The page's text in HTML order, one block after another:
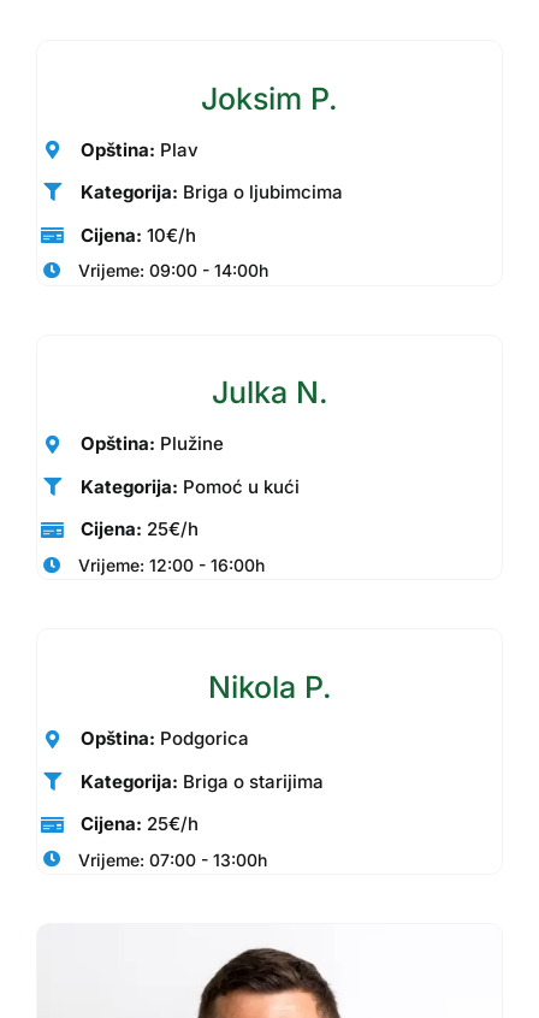
Joksim P.
Opština: Plav
Kategorija: Briga o ljubimcima
Cijena: 10€/h
Vrijeme: 09:00 - 14:00h
Julka N.
Opština: Plužine
Kategorija: Pomoć u kući
Cijena: 25€/h
Vrijeme: 12:00 - 16:00h
Nikola P.
Opština: Podgorica
Kategorija: Briga o starijima
Cijena: 25€/h
Vrijeme: 07:00 - 13:00h